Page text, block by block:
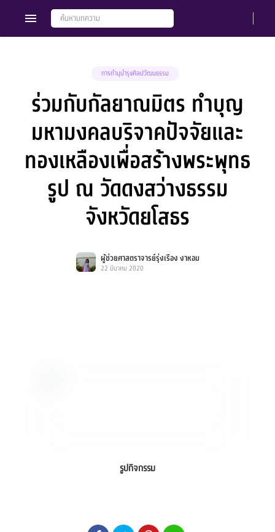
การทำนุบำรุงศิลปวัฒนธรรม
ร่วมกับกัลยาณมิตร ทำบุญ
มหามงคลบริจาคปัจจัยและ
ทองเหลืองเพื่อสร้างพระพุทธ
รูป ณ วัดดงสว่างธรรม
จังหวัดยโสธร
ผู้ช่วยศาสตราจารย์รุ่งเรือง งาหอม
22 มีนาคม 2020
รูปกิจกรรม
Members Groups